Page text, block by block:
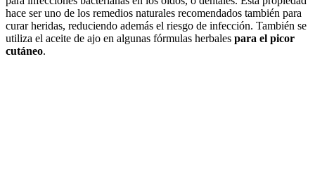
hace ser uno de los remedios naturales recomendados también para
curar heridas, reduciendo además el riesgo de infección. También se
utiliza el aceite de ajo en algunas fórmulas herbales para el picor
cutáneo.